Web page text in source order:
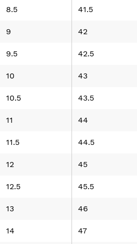
8.5 41.5
9 42
9.5 42.5
10 43
10.5 43.5
11 44
11.5 44.5
12 45
12.5 45.5
13 46
14 47